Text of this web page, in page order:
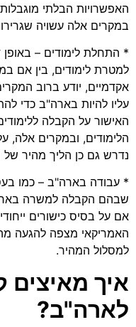
האפשרויות הבלתי
במקרים אלה עשויה
* התחלת לימודים –
למטרת לימודים, בין אם
אקדמיים, יודע ברוב
עליו להיות בארה"ב כדי
האישור על הקבלה
הלימודים, ובמקרים אלה,
נדרש גם כן הליך מהיר של
* עבודה בארה"ב – כמו
שבהם הקבלה למשרה
האמריקאי מצפה להגעה
למסלול המהיר.
איך מאיצים
לארה"ב?